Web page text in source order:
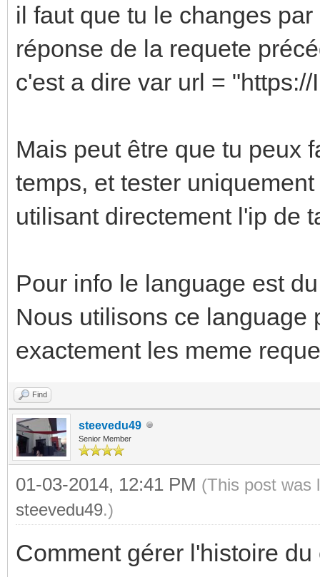
il faut que tu le changes
réponse de la requete
c'est a dire var url =
Mais peut être que tu peux
temps, et tester
utilisant directement l'ip de
Pour info le language est
Nous utilisons ce language
exactement les meme
Find
steevedu49
Senior Member
01-03-2014, 12:41 PM (This post was
steevedu49.)
Comment gérer l'histoire